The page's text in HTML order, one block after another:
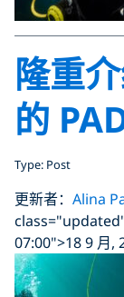
隆重
的
Type: Post
更新者： Alina
07:00">18 9 月,